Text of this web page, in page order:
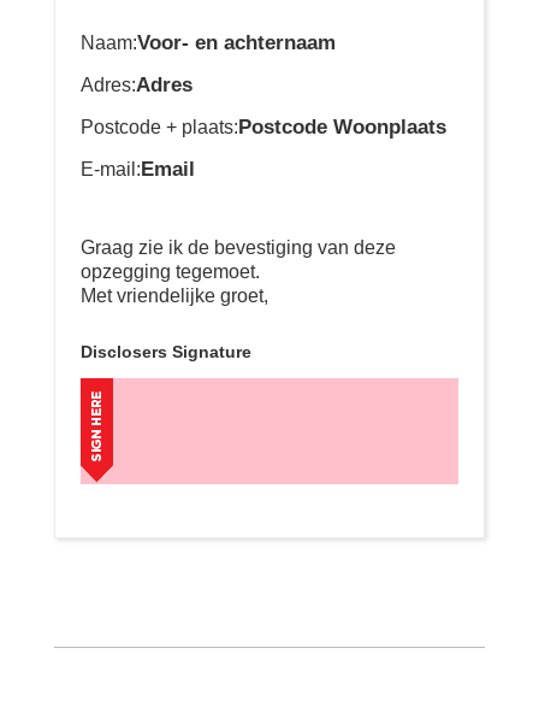
Naam:Voor- en achternaam
Adres:Adres
Postcode + plaats:Postcode Woonplaats
E-mail:Email
Graag zie ik de bevestiging van deze
opzegging tegemoet.
Met vriendelijke groet,
Disclosers Signature